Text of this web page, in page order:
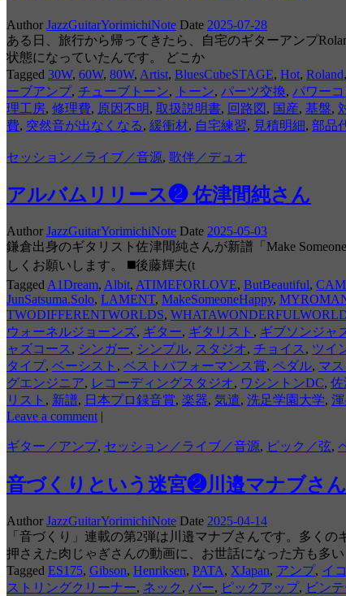
Author JazzGuitarYorimichiNote Date 2025-07-28
ある日、旅行から帰ってきたら、自宅のギターアンプ
状態になっていたんです。 どこか
Tagged 30W, 60W, 80W, Artist, BluesCubeSTAGE, Hot, Roland,
ーブアンプ, チューブトーン, トーン, パーツ交換, パワー
理工房, 修理費, 原因不明, 取扱説明書, 回路図 , 国産, 基盤,
費, 突然音が出なくなる, 緩衝材, 自宅練習, 見積明細, 部品
セッション／ライブ／音源, 歌伴／デュオ
アルバムリリース❷ 佐津間純さん
Author JazzGuitarYorimichiNote Date 2025-05-03
鎌倉出身のギタリスト佐津間純さんが新譜「Make
しくお願いします。 ◼️後藤輝夫(t
Tagged A1Dream, Albit, ATIMEFORLOVE, ButBeautiful,
JunSatsuma.Solo, LAMENT, MakeSomeoneHappy,
TWODIFFERENTWORLDS,
ウォーネルジョーンズ, ギター, ギタリスト , ギブソンジャ
ャズコース , シンガー, シンプル, スタジオ, チョイス , ツイ
タイプ, ベーシスト , ベストパフォーマンス賞, ペダル, マ
グエンジニア, レコーディングスタジオ, ワシントンDC, 佐
リスト , 新譜, 日本プロ録音賞, 楽器, 気遣, 洗足学園大学,
Leave a comment |
ギター／アンプ, セッション／ライブ／音源, ピック／弦,
音づくりという迷宮❷川邉マナブさん
Author JazzGuitarYorimichiNote Date 2025-04-14
「音づくり」連載の第2弾は川邉マナブさんです。多く
押さえた肉じゃぎさんの動画に、お世話になった方も多い
Tagged ES175, Gibson, Henriksen, PATA, XJapan, アンプ, イ
ストリングクリーナー, ネック , バー, ピックアップ, ビン